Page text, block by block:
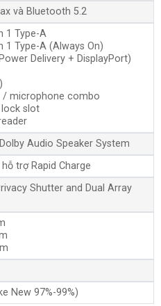
và Bluetooth 5.2
1 Type-A
1 Type-A (Always On)
Delivery + DisplayPort)
/ microphone combo
lock slot
Audio Speaker System
trợ Rapid Charge
Shutter and Dual Array
New 97%-99%)